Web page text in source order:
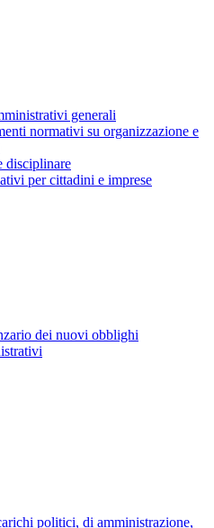
generali
normativi su organizzazione e
disciplinare
per cittadini e imprese
dei nuovi obblighi
politici, di amministrazione,